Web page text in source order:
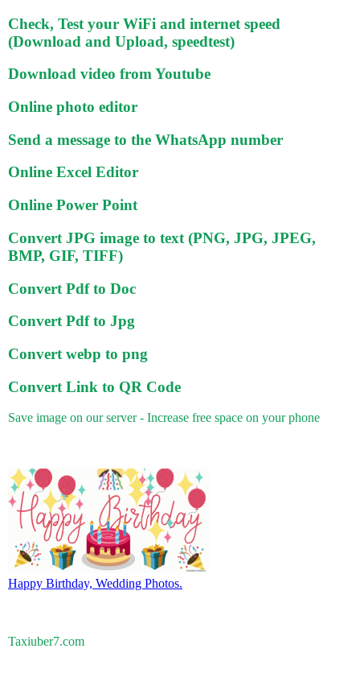
Check, Test your WiFi and internet speed
(Download and Upload, speedtest)
Download video from Youtube
Online photo editor
Send a message to the WhatsApp number
Online Excel Editor
Online Power Point
Convert JPG image to text (PNG, JPG, JPEG,
BMP, GIF, TIFF)
Convert Pdf to Doc
Convert Pdf to Jpg
Convert webp to png
Convert Link to QR Code
Save image on our server - Increase free space on your phone
Happy Birthday, Wedding Photos.
Taxiuber7.com